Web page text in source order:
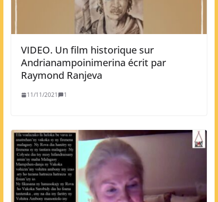
VIDEO. Un film historique sur
Andrianampoinimerina écrit par
Raymond Ranjeva
11/11/2021 1